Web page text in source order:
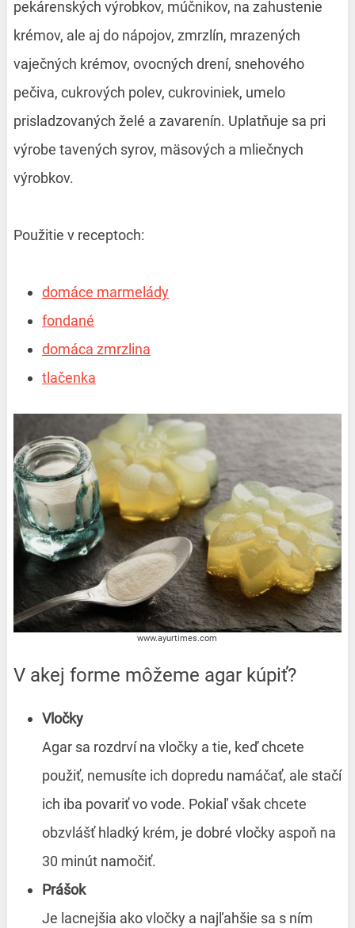
pekárenských výrobkov, múčnikov, na zahustenie
krémov, ale aj do nápojov, zmrzlín, mrazených
vaječných krémov, ovocných drení, snehového
pečiva, cukrových polev, cukroviniek, umelo
prisladzovaných želé a zavarenín. Uplatňuje sa pri
výrobe tavených syrov, mäsových a mliečnych
výrobkov.
Použitie v receptoch:
domáce marmelády
fondané
domáca zmrzlina
tlačenka
www.ayurtimes.com
V akej forme môžeme agar kúpiť?
Vločky
Agar sa rozdrví na vločky a tie, keď chcete
použiť, nemusíte ich dopredu namáčať, ale stačí
ich iba povariť vo vode. Pokiaľ však chcete
obzvlášť hladký krém, je dobré vločky aspoň na
30 minút namočiť.
Prášok
Je lacnejšia ako vločky a najľahšie sa s ním